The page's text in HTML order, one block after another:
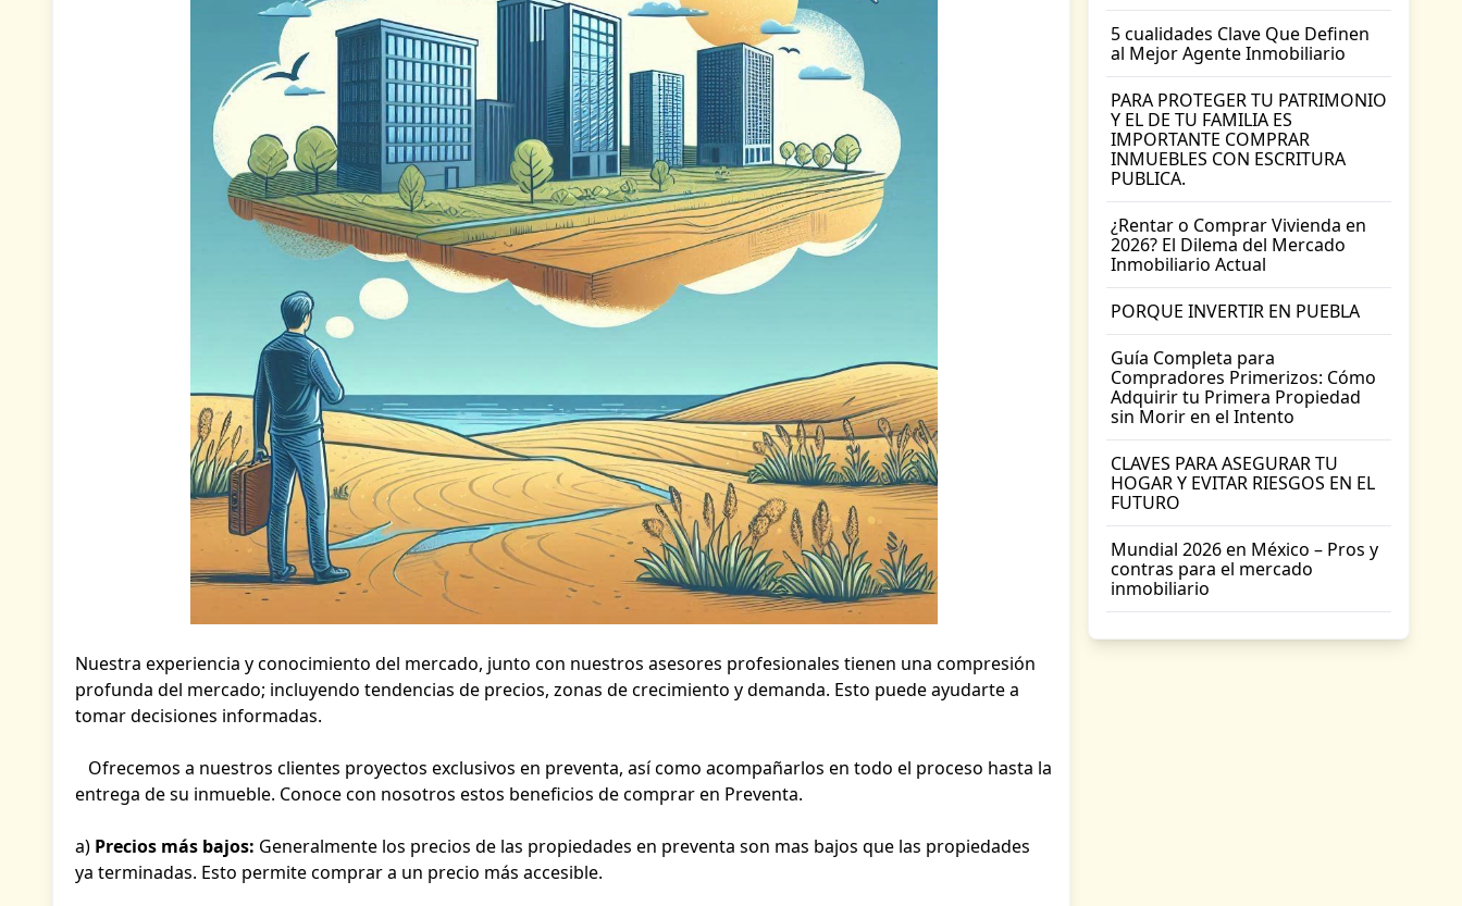
Nuestra experiencia y conocimiento del mercado, junto con nuestros asesores profesionales tienen una compresión
profunda del mercado; incluyendo tendencias de precios, zonas de crecimiento y demanda. Esto puede ayudarte a
tomar decisiones informadas.
Ofrecemos a nuestros clientes proyectos exclusivos en preventa, así como acompañarlos en todo el proceso hasta la
entrega de su inmueble. Conoce con nosotros estos beneficios de comprar en Preventa.
a) Precios más bajos: Generalmente los precios de las propiedades en preventa son mas bajos que las propiedades
ya terminadas. Esto permite comprar a un precio más accesible.
5 cualidades Clave Que Definen
al Mejor Agente Inmobiliario
PARA PROTEGER TU PATRIMONIO
Y EL DE TU FAMILIA ES
IMPORTANTE COMPRAR
INMUEBLES CON ESCRITURA
PUBLICA.
¿Rentar o Comprar Vivienda en
2026? El Dilema del Mercado
Inmobiliario Actual
PORQUE INVERTIR EN PUEBLA
Guía Completa para
Compradores Primerizos: Cómo
Adquirir tu Primera Propiedad
sin Morir en el Intento
CLAVES PARA ASEGURAR TU
HOGAR Y EVITAR RIESGOS EN EL
FUTURO
Mundial 2026 en México – Pros y
contras para el mercado
inmobiliario